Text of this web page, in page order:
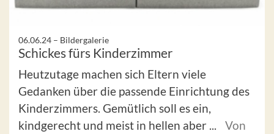
06.06.24 – Bildergalerie
Schickes fürs Kinderzimmer
Heutzutage machen sich Eltern viele
Gedanken über die passende Einrichtung des
Kinderzimmers. Gemütlich soll es ein,
kindgerecht und meist in hellen aber ...
Von